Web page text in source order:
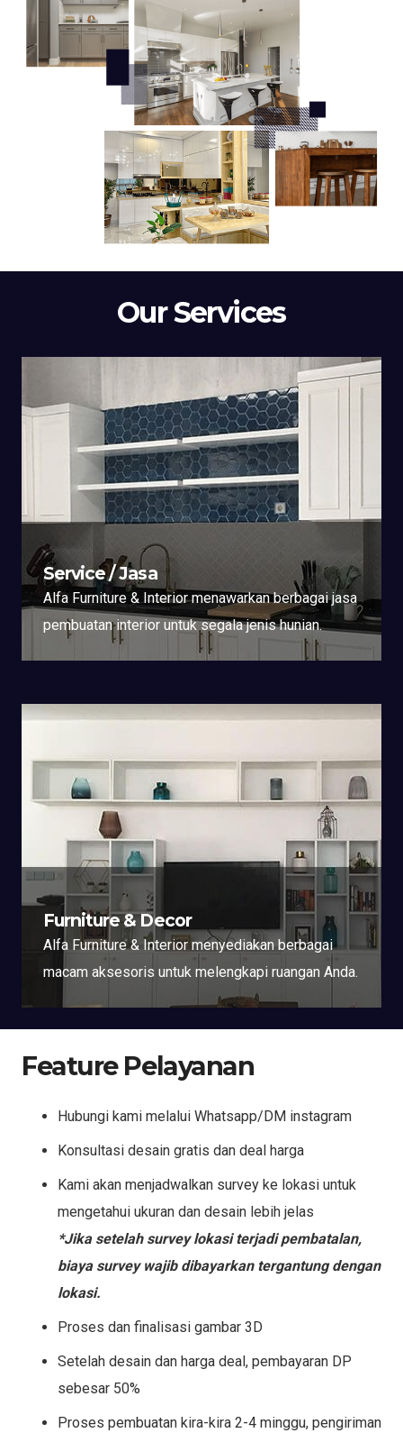
Our Services
Service / Jasa
Alfa Furniture & Interior menawarkan berbagai jasa
pembuatan interior untuk segala jenis hunian.
Furniture & Decor
Alfa Furniture & Interior menyediakan berbagai
macam aksesoris untuk melengkapi ruangan Anda.
Feature Pelayanan
Hubungi kami melalui Whatsapp/DM instagram
Konsultasi desain gratis dan deal harga
Kami akan menjadwalkan survey ke lokasi untuk
mengetahui ukuran dan desain lebih jelas
*Jika setelah survey lokasi terjadi pembatalan,
biaya survey wajib dibayarkan tergantung dengan
lokasi.
Proses dan finalisasi gambar 3D
Setelah desain dan harga deal, pembayaran DP
sebesar 50%
Proses pembuatan kira-kira 2-4 minggu, pengiriman